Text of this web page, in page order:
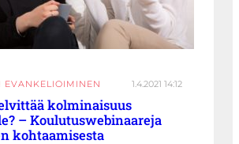
EVANKELIOIMINEN 1.4.2021 14:12
kolminaisuus
– Koulutuswebinaareja
kohtaamisesta